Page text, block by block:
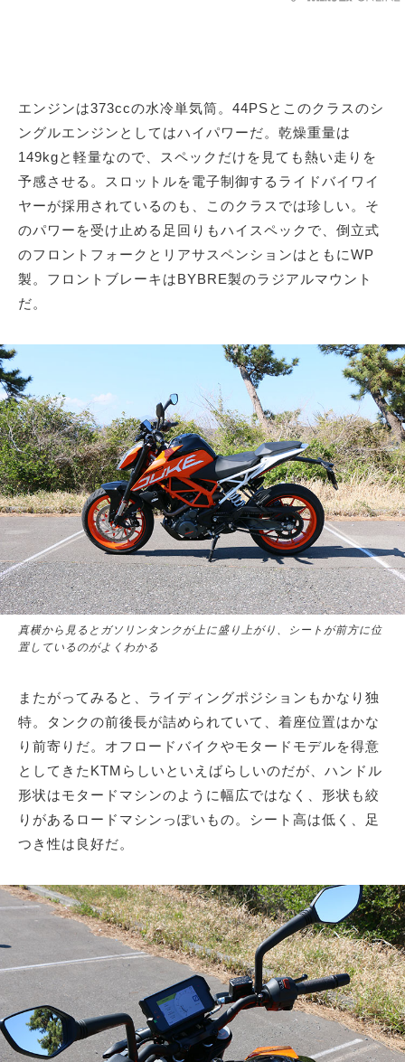
エンジンは373ccの水冷単気筒。44PSとこのクラスのシ
ングルエンジンとしてはハイパワーだ。乾燥重量は
149kgと軽量なので、スペックだけを見ても熱い走りを
予感させる。スロットルを電子制御するライドバイワイ
ヤーが採用されているのも、このクラスでは珍しい。そ
のパワーを受け止める足回りもハイスペックで、倒立式
のフロントフォークとリアサスペンションはともにWP
製。フロントブレーキはBYBRE製のラジアルマウント
だ。
真横から見るとガソリンタンクが上に盛り上がり、シートが前方に位
置しているのがよくわかる
またがってみると、ライディングポジションもかなり独
特。タンクの前後長が詰められていて、着座位置はかな
り前寄りだ。オフロードバイクやモタードモデルを得意
としてきたKTMらしいといえばらしいのだが、ハンドル
形状はモタードマシンのように幅広ではなく、形状も絞
りがあるロードマシンっぽいもの。シート高は低く、足
つき性は良好だ。